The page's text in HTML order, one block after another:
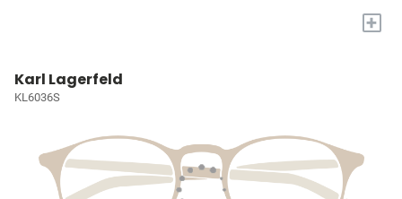
+
Karl Lagerfeld
KL6036S